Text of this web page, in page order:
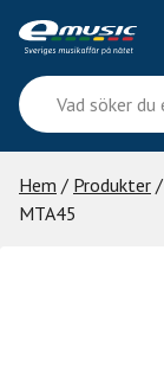
content
Vad
söker
du
efter?
Hem / Produkter /
MTA45